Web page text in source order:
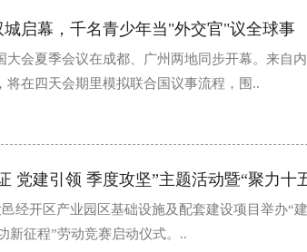
启幕，千名青少年当"外交官"议全球事
大会夏季会议在成都、广州两地同步开幕。来自
在四天会期里模拟联合国议事流程，围..
经开区产业园区基础设施及配套建设项目举办“
新征程”劳动竞赛启动仪式。..